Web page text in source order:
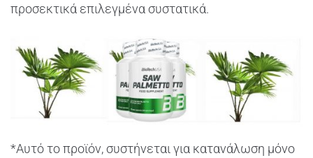
προσεκτικά επιλεγμένα συστατικά.
*Αυτό το προϊόν, συστήνεται για κατανάλωση μόνο